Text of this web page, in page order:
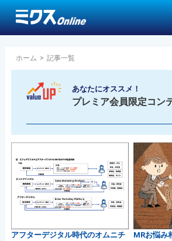
ホーム > 記事一覧
あなたにオススメ！
プレミア会員限定コン
アフターデジタル時代のオムニチ
MRお悩み